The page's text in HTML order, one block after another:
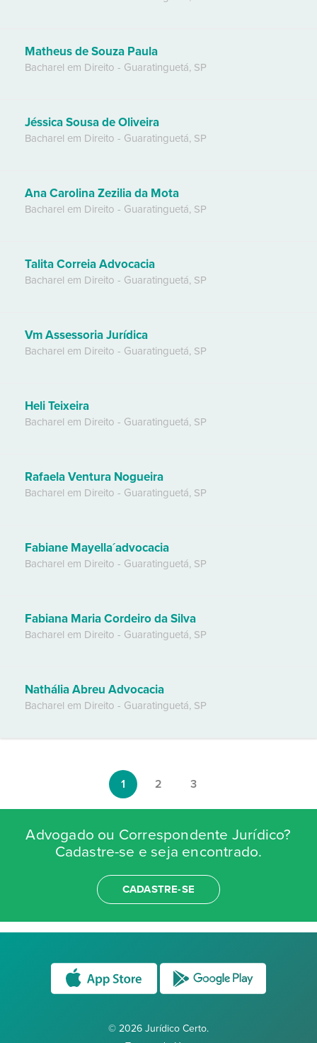
Matheus de Souza Paula
Bacharel em Direito - Guaratinguetá, SP
Jéssica Sousa de Oliveira
Bacharel em Direito - Guaratinguetá, SP
Ana Carolina Zezilia da Mota
Bacharel em Direito - Guaratinguetá, SP
Talita Correia Advocacia
Bacharel em Direito - Guaratinguetá, SP
Vm Assessoria Jurídica
Bacharel em Direito - Guaratinguetá, SP
Heli Teixeira
Bacharel em Direito - Guaratinguetá, SP
Rafaela Ventura Nogueira
Bacharel em Direito - Guaratinguetá, SP
Fabiane Mayella´advocacia
Bacharel em Direito - Guaratinguetá, SP
Fabiana Maria Cordeiro da Silva
Bacharel em Direito - Guaratinguetá, SP
Nathália Abreu Advocacia
Bacharel em Direito - Guaratinguetá, SP
1 2 3
Advogado ou Correspondente Jurídico?
Cadastre-se e seja encontrado.
CADASTRE-SE
© 2026 Jurídico Certo.